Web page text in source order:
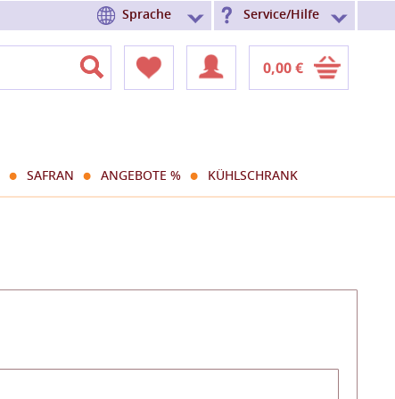
Service/Hilfe
Sprache
0,00 €
SAFRAN ANGEBOTE % KÜHLSCHRANK